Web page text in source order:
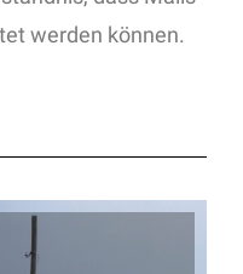
werden können.